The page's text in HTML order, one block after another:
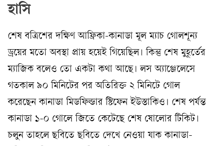
হাসি
শেষ বত্রিশের দক্ষিণ আফ্রিকা-কানাডা মূল ম্যাচ গোলশূন্য
ড্রয়ের মতো অবস্থা প্রায় হয়েই গিয়েছিল। কিন্তু শেষ মুহূর্তের
ম্যাজিক বলেও তো একটা কথা আছে। লস অ্যাঞ্জেলেসে
গতকাল ৯০ মিনিটের পর অতিরিক্ত ২ মিনিটে গোল
করেছেন কানাডা মিডফিল্ডার স্টিফেন ইউস্তাকিও। শেষ পর্যন্ত
কানাডা ১-০ গোলে জিতে কেটেছে শেষ ষোলোর টিকিট।
চলুন তাহলে ছবিতে ছবিতে দেখে নেওয়া যাক কানাডা-